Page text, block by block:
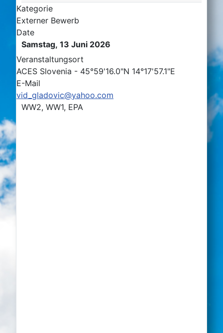
Kategorie
Externer Bewerb
Date
Samstag, 13 Juni 2026
Veranstaltungsort
ACES Slovenia - 45°59'16.0"N 14°17'57.1"E
E-Mail
vid_gladovic@yahoo.com
WW2, WW1, EPA